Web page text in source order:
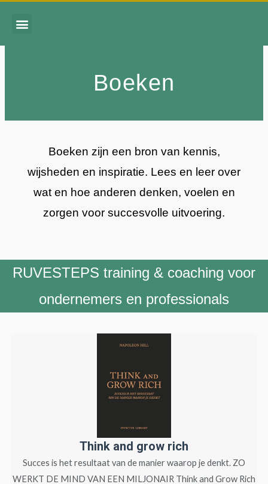
Boeken
Boeken zijn een bron van kennis,
wijsheden en inspiratie. Lees en leer over
wat en hoe anderen denken, voelen en
zorgen voor succesvolle uitvoering.
RUVESTEPS training & coaching voor
ondernemers en professionals
Think and grow rich
Succes is het resultaat van de manier waarop je denkt. ZO
WERKT DE MIND VAN EEN MILJONAIR Think and Grow Rich